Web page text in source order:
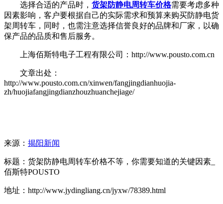
选择合适的产品时， 货架防静电周转车价格需要考虑多种
因素影响，客户要根据自己的实际需求和预算来购买防静电货
架周转车，同时，也需注意选择信誉良好的品牌和厂家，以确
保产品的品质和售后服务。
上海佰斯特电子工程有限公司：http://www.pousto.com.cn
文章出处：
http://www.pousto.com.cn/xinwen/fangjingdianhuojia-
zh/huojiafangjingdianzhouzhuanchejiage/
来源： 揭阳新闻
标题：货架防静电周转车价格不等，你需要知道的关键因素_
佰斯特POUSTO
地址：http://www.jydingliang.cn/jyxw/78389.html